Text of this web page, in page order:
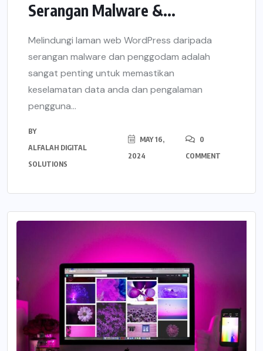
Serangan Malware &...
Melindungi laman web WordPress daripada
serangan malware dan penggodam adalah
sangat penting untuk memastikan
keselamatan data anda dan pengalaman
pengguna...
BY
ALFALAH DIGITAL
SOLUTIONS
MAY 16,
2024
0
COMMENT